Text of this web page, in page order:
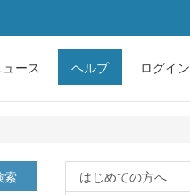
ース ヘルプ ログイン
索
はじめての方へ